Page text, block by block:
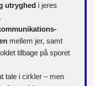
utryghed i jeres
mellem jer, samt
tilbage på sporet
tale i cirkler – men